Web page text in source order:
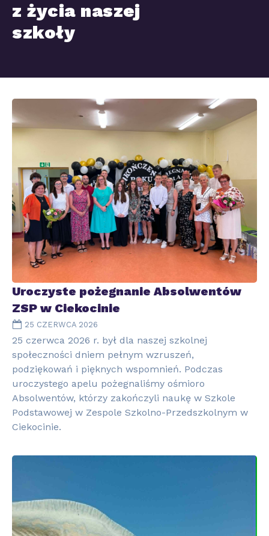
z życia naszej
szkoły
Uroczyste pożegnanie Absolwentów
ZSP w Ciekocinie
25 CZERWCA 2026
25 czerwca 2026 r. był dla naszej szkolnej
społeczności dniem pełnym wzruszeń,
podziękowań i pięknych wspomnień. Podczas
uroczystego apelu pożegnaliśmy ośmioro
Absolwentów, którzy zakończyli naukę w Szkole
Podstawowej w Zespole Szkolno-Przedszkolnym w
Ciekocinie.